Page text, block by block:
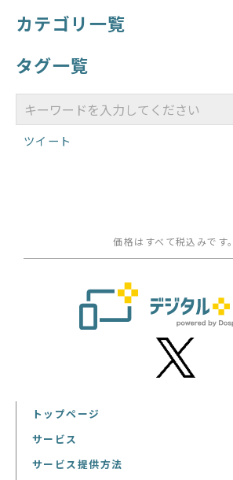
カテゴリ一覧
タグ一覧
ツイート
価格はすべて税込みです。
トップページ
サービス
サービス提供方法